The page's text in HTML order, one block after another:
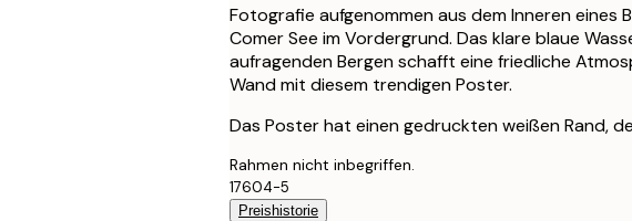
Fotografie aufgenommen aus dem Inneren eines
Comer See im Vordergrund. Das klare blaue
aufragenden Bergen schafft eine friedliche
Wand mit diesem trendigen Poster.
Das Poster hat einen gedruckten weißen Rand,
Rahmen nicht inbegriffen.
17604-5
Preishistorie